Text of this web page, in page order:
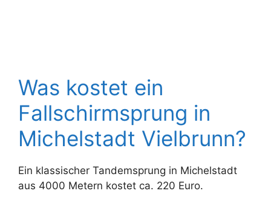
Was kostet ein
Fallschirmsprung in
Michelstadt Vielbrunn?
Ein klassischer Tandemsprung in Michelstadt
aus 4000 Metern kostet ca. 220 Euro.